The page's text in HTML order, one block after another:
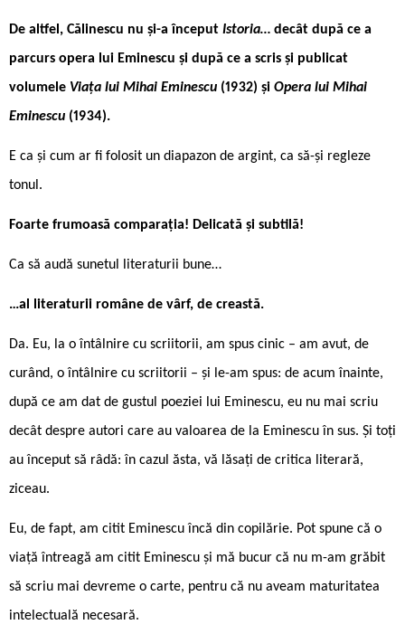
De altfel, Călinescu nu și-a început Istoria… decât după ce a
parcurs opera lui Eminescu și după ce a scris și publicat
volumele Viața lui Mihai Eminescu (1932) și Opera lui Mihai
Eminescu (1934).
E ca și cum ar fi folosit un diapazon de argint, ca să-și regleze
tonul.
Foarte frumoasă comparația! Delicată și subtilă!
Ca să audă sunetul literaturii bune…
…al literaturii române de vârf, de creastă.
Da. Eu, la o întâlnire cu scriitorii, am spus cinic – am avut, de
curând, o întâlnire cu scriitorii – și le-am spus: de acum înainte,
după ce am dat de gustul poeziei lui Eminescu, eu nu mai scriu
decât despre autori care au valoarea de la Eminescu în sus. Și toți
au început să râdă: în cazul ăsta, vă lăsați de critica literară,
ziceau.
Eu, de fapt, am citit Eminescu încă din copilărie. Pot spune că o
viață întreagă am citit Eminescu și mă bucur că nu m-am grăbit
să scriu mai devreme o carte, pentru că nu aveam maturitatea
intelectuală necesară.